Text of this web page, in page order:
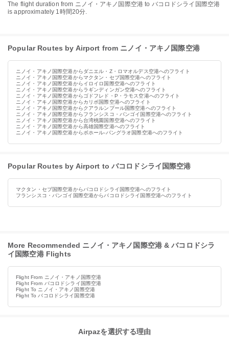
The flight duration from ニノイ・アキノ国際空港 to バコロドシライ国際空港
is approximately 1時間20分.
Popular Routes by Airport from ニノイ・アキノ国際空港
ニノイ・アキノ国際空港からダニエル・Z・ロマオルデス空港へのフライト
ニノイ・アキノ国際空港からマクタン・セブ国際空港へのフライト
ニノイ・アキノ国際空港からイロイロ国際空港へのフライト
ニノイ・アキノ国際空港からラギンディンガン空港へのフライト
ニノイ・アキノ国際空港からゴドフレド・P・ラモス空港へのフライト
ニノイ・アキノ国際空港からカリボ国際空港へのフライト
ニノイ・アキノ国際空港からクアラルンプール国際空港へのフライト
ニノイ・アキノ国際空港からフランシスコ・バンゴイ国際空港へのフライト
ニノイ・アキノ国際空港から台湾桃園国際空港へのフライト
ニノイ・アキノ国際空港から高雄国際空港へのフライト
ニノイ・アキノ国際空港からボホール-パングラオ国際空港へのフライト
Popular Routes by Airport to バコロドシライ国際空港
マクタン・セブ国際空港からバコロドシライ国際空港へのフライト
フランシスコ・バンゴイ国際空港からバコロドシライ国際空港へのフライト
More Recommended ニノイ・アキノ国際空港 & バコロドシラ
イ国際空港 Flights
Flight From ニノイ・アキノ国際空港
Flight From バコロドシライ国際空港
Flight To ニノイ・アキノ国際空港
Flight To バコロドシライ国際空港
Airpazを選択する理由